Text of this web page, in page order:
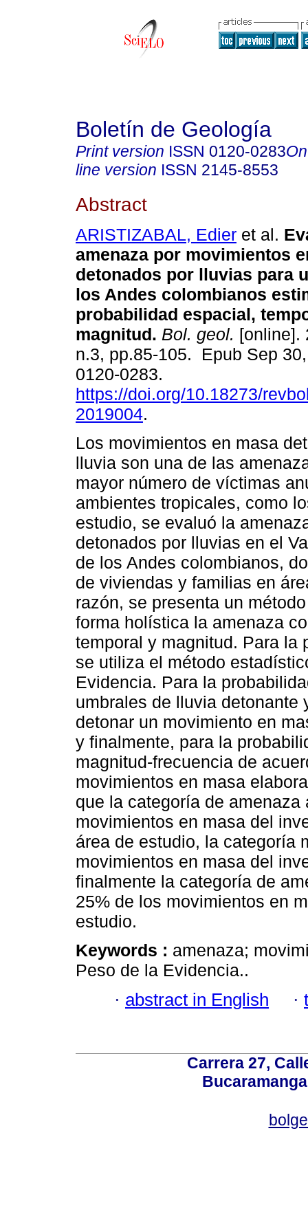
Boletín de Geología
Print version ISSN 0120-0283
line version ISSN 2145-8553
Abstract
ARISTIZABAL, Edier et al.
amenaza por movimientos
detonados por lluvias para
los Andes colombianos
probabilidad espacial,
magnitud. Bol. geol. [online].
n.3, pp.85-105. Epub Sep
0120-0283.
https://doi.org/10.18273/
2019004.
Los movimientos en masa
lluvia son una de las
mayor número de víctimas
ambientes tropicales, como
estudio, se evaluó la
detonados por lluvias en el
de los Andes colombianos,
de viviendas y familias en
razón, se presenta un
forma holística la amenaza
temporal y magnitud. Para la
se utiliza el método
Evidencia. Para la
umbrales de lluvia detonante
detonar un movimiento en
y finalmente, para la
magnitud-frecuencia de
movimientos en masa
que la categoría de
movimientos en masa del
área de estudio, la categoría
movimientos en masa del
finalmente la categoría de
25% de los movimientos en
estudio.
Keywords : amenaza;
Peso de la Evidencia..
· abstract in English ·
Carrera 27,